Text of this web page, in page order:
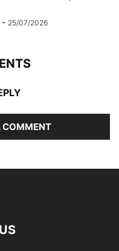
- 25/07/2026
COMMENT